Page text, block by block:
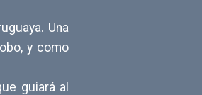
Una
y como
guiará al